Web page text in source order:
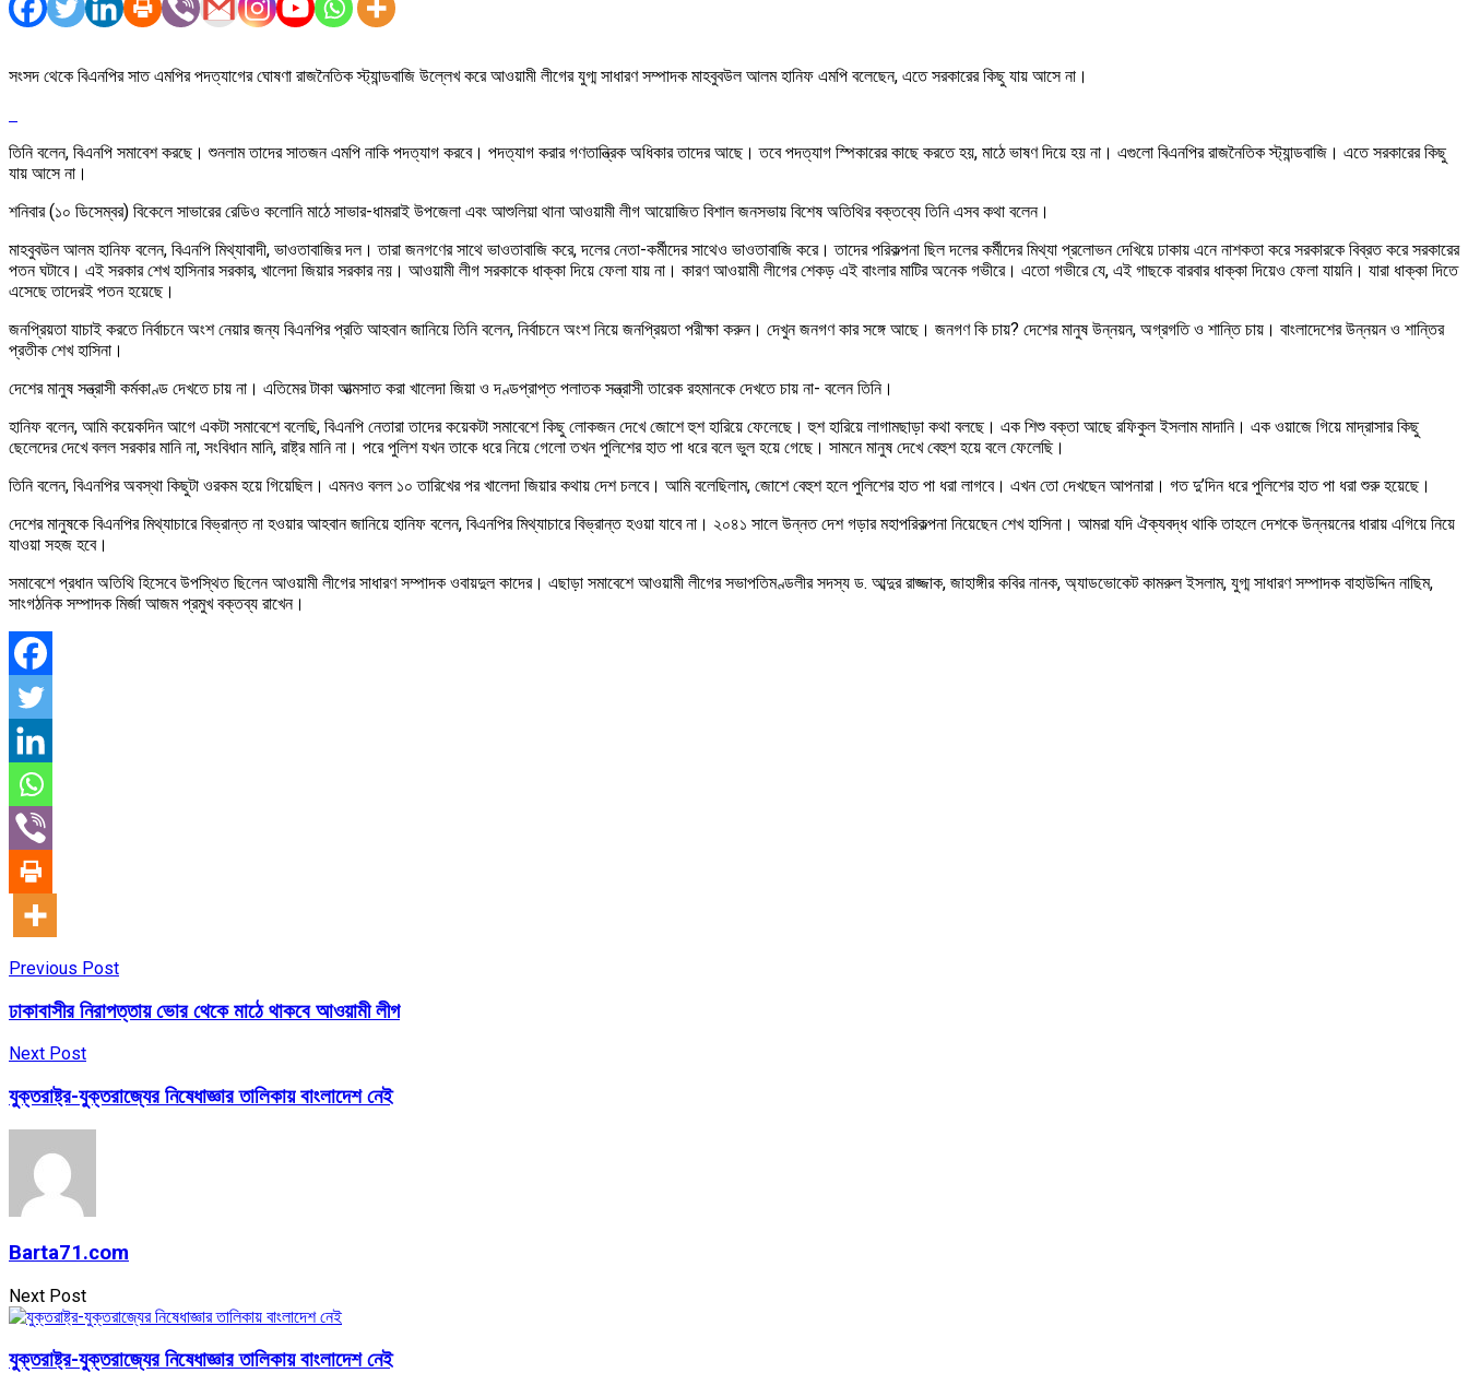
সংসদ থেকে বিএনপির সাত এমপির পদত্যাগের ঘোষণা রাজনৈতিক স্ট্যান্ডবাজি উল্লেখ করে আওয়ামী লীগের যুগ্ম সাধারণ সম্পাদক মাহবুবউল আলম হানিফ এমপি বলেছেন, এতে সরকারের কিছু যায় আসে না।
তিনি বলেন, বিএনপি সমাবেশ করছে। শুনলাম তাদের সাতজন এমপি নাকি পদত্যাগ করবে। পদত্যাগ করার গণতান্ত্রিক অধিকার তাদের আছে। তবে পদত্যাগ স্পিকারের কাছে করতে হয়, মাঠে ভাষণ দিয়ে হয় না। এগুলো বিএনপির রাজনৈতিক স্ট্যান্ডবাজি। এতে সরকারের কিছু
যায় আসে না।
শনিবার (১০ ডিসেম্বর) বিকেলে সাভারের রেডিও কলোনি মাঠে সাভার-ধামরাই উপজেলা এবং আশুলিয়া থানা আওয়ামী লীগ আয়োজিত বিশাল জনসভায় বিশেষ অতিথির বক্তব্যে তিনি এসব কথা বলেন।
মাহবুবউল আলম হানিফ বলেন, বিএনপি মিথ্যাবাদী, ভাওতাবাজির দল। তারা জনগণের সাথে ভাওতাবাজি করে, দলের নেতা-কর্মীদের সাথেও ভাওতাবাজি করে। তাদের পরিকল্পনা ছিল দলের কর্মীদের মিথ্যা প্রলোভন দেখিয়ে ঢাকায় এনে নাশকতা করে সরকারকে বিব্রত করে সরকারের
পতন ঘটাবে। এই সরকার শেখ হাসিনার সরকার, খালেদা জিয়ার সরকার নয়। আওয়ামী লীগ সরকাকে ধাক্কা দিয়ে ফেলা যায় না। কারণ আওয়ামী লীগের শেকড় এই বাংলার মাটির অনেক গভীরে। এতো গভীরে যে, এই গাছকে বারবার ধাক্কা দিয়েও ফেলা যায়নি। যারা ধাক্কা দিতে
এসেছে তাদেরই পতন হয়েছে।
জনপ্রিয়তা যাচাই করতে নির্বাচনে অংশ নেয়ার জন্য বিএনপির প্রতি আহবান জানিয়ে তিনি বলেন, নির্বাচনে অংশ নিয়ে জনপ্রিয়তা পরীক্ষা করুন। দেখুন জনগণ কার সঙ্গে আছে। জনগণ কি চায়? দেশের মানুষ উন্নয়ন, অগ্রগতি ও শান্তি চায়। বাংলাদেশের উন্নয়ন ও শান্তির
প্রতীক শেখ হাসিনা।
দেশের মানুষ সন্ত্রাসী কর্মকাণ্ড দেখতে চায় না। এতিমের টাকা আত্মসাত করা খালেদা জিয়া ও দণ্ডপ্রাপ্ত পলাতক সন্ত্রাসী তারেক রহমানকে দেখতে চায় না- বলেন তিনি।
হানিফ বলেন, আমি কয়েকদিন আগে একটা সমাবেশে বলেছি, বিএনপি নেতারা তাদের কয়েকটা সমাবেশে কিছু লোকজন দেখে জোশে হুশ হারিয়ে ফেলেছে। হুশ হারিয়ে লাগামছাড়া কথা বলছে। এক শিশু বক্তা আছে রফিকুল ইসলাম মাদানি। এক ওয়াজে গিয়ে মাদ্রাসার কিছু
ছেলেদের দেখে বলল সরকার মানি না, সংবিধান মানি, রাষ্ট্র মানি না। পরে পুলিশ যখন তাকে ধরে নিয়ে গেলো তখন পুলিশের হাত পা ধরে বলে ভুল হয়ে গেছে। সামনে মানুষ দেখে বেহুশ হয়ে বলে ফেলেছি।
তিনি বলেন, বিএনপির অবস্থা কিছুটা ওরকম হয়ে গিয়েছিল। এমনও বলল ১০ তারিখের পর খালেদা জিয়ার কথায় দেশ চলবে। আমি বলেছিলাম, জোশে বেহুশ হলে পুলিশের হাত পা ধরা লাগবে। এখন তো দেখছেন আপনারা। গত দু’দিন ধরে পুলিশের হাত পা ধরা শুরু হয়েছে।
দেশের মানুষকে বিএনপির মিথ্যাচারে বিভ্রান্ত না হওয়ার আহবান জানিয়ে হানিফ বলেন, বিএনপির মিথ্যাচারে বিভ্রান্ত হওয়া যাবে না। ২০৪১ সালে উন্নত দেশ গড়ার মহাপরিকল্পনা নিয়েছেন শেখ হাসিনা। আমরা যদি ঐক্যবদ্ধ থাকি তাহলে দেশকে উন্নয়নের ধারায় এগিয়ে নিয়ে
যাওয়া সহজ হবে।
সমাবেশে প্রধান অতিথি হিসেবে উপস্থিত ছিলেন আওয়ামী লীগের সাধারণ সম্পাদক ওবায়দুল কাদের। এছাড়া সমাবেশে আওয়ামী লীগের সভাপতিমণ্ডলীর সদস্য ড. আব্দুর রাজ্জাক, জাহাঙ্গীর কবির নানক, অ্যাডভোকেট কামরুল ইসলাম, যুগ্ম সাধারণ সম্পাদক বাহাউদ্দিন নাছিম,
সাংগঠনিক সম্পাদক মির্জা আজম প্রমুখ বক্তব্য রাখেন।
Previous Post
ঢাকাবাসীর নিরাপত্তায় ভোর থেকে মাঠে থাকবে আওয়ামী লীগ
Next Post
যুক্তরাষ্ট্র-যুক্তরাজ্যের নিষেধাজ্ঞার তালিকায় বাংলাদেশ নেই
Barta71.com
Next Post
যুক্তরাষ্ট্র-যুক্তরাজ্যের নিষেধাজ্ঞার তালিকায় বাংলাদেশ নেই